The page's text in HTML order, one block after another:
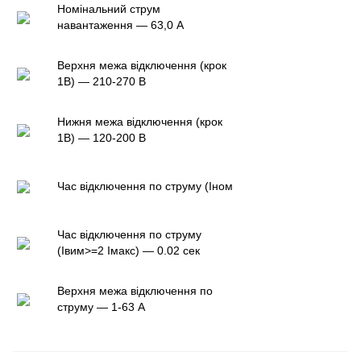
Номінальний струм
навантаження — 63,0 А
Верхня межа відключення (крок
1В) — 210-270 В
Нижня межа відключення (крок
1В) — 120-200 В
Час відключення по струму (Iном
Час відключення по струму
(Iвим>=2 Iмакс) — 0.02 сек
Верхня межа відключення по
струму — 1-63 А